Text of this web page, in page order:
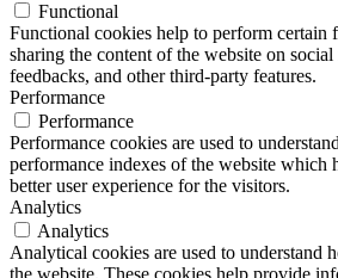
Functional
Functional cookies help to perform certain
sharing the content of the website on
feedbacks, and other third-party features.
Performance
Performance
Performance cookies are used to
performance indexes of the website which
better user experience for the visitors.
Analytics
Analytics
Analytical cookies are used to understand
the website. These cookies help provide